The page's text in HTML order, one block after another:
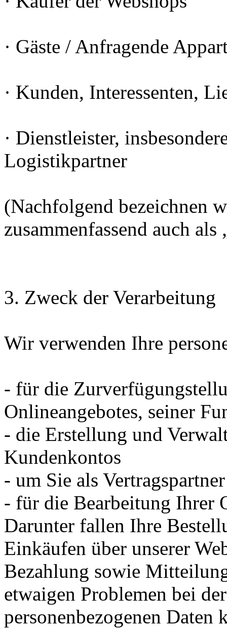
· Gäste / Anfragende
· Kunden, Interessenten,
· Dienstleister,
Logistikpartner
(Nachfolgend bezeichnen
zusammenfassend auch als
3. Zweck der Verarbeitung
Wir verwenden Ihre
- für die
Onlineangebotes, seiner
- die Erstellung und
Kundenkontos
- um Sie als
- für die Bearbeitung Ihrer
Darunter fallen Ihre
Einkäufen über unserer
Bezahlung sowie
etwaigen Problemen bei
personenbezogenen